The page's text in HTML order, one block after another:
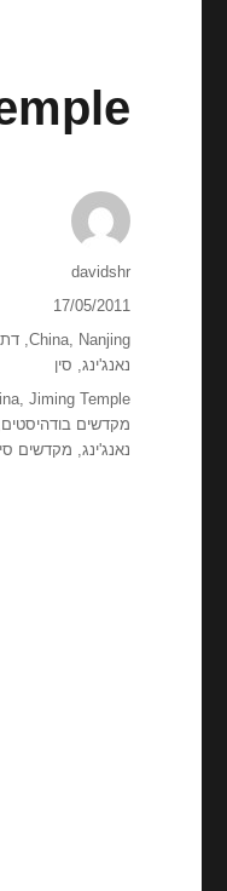
מחבר
davidshr
פורסם
בתאריך
17/05/2011
קטגוריות
China, Nanjing
,דת
נאנג'ינג, סין
תגיות
, Jiming Temple
מקדשים בודהיסטים
נאנג'ינג, מקדשים